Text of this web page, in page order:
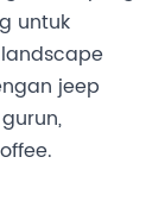
untuk
jeep